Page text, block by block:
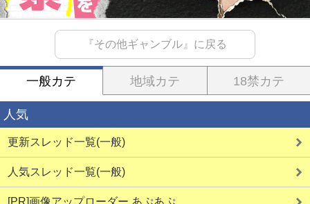
『その他ギャンブル』に戻る
一般カテ 地域カテ 18禁カテ
人気
更新スレッド一覧(一般)
人気スレッド一覧(一般)
[PR]画像アップローダー あぷあぷ